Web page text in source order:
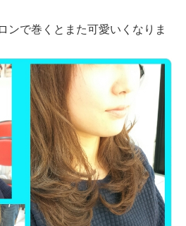
ンで巻くとまた可愛いくなりま